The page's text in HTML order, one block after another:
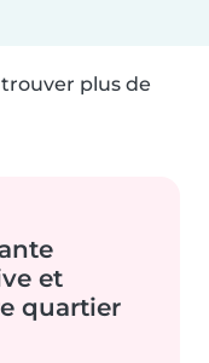
plus de
et
quartier